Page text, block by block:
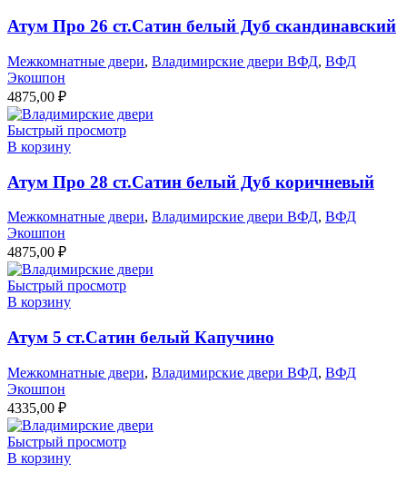
Атум Про 26 ст.Сатин белый Дуб скандинавский
Межкомнатные двери, Владимирские двери ВФД, ВФД
Экошпон
4875,00 ₽
Быстрый просмотр
В корзину
Атум Про 28 ст.Сатин белый Дуб коричневый
Межкомнатные двери, Владимирские двери ВФД, ВФД
Экошпон
4875,00 ₽
Быстрый просмотр
В корзину
Атум 5 ст.Сатин белый Капучино
Межкомнатные двери, Владимирские двери ВФД, ВФД
Экошпон
4335,00 ₽
Быстрый просмотр
В корзину